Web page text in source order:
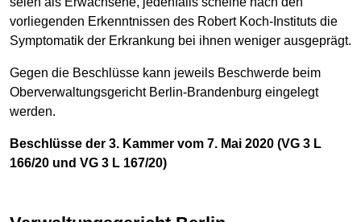
vorliegenden Erkenntnissen des Robert Koch-Instituts die
Symptomatik der Erkrankung bei ihnen weniger ausgeprägt.
Gegen die Beschlüsse kann jeweils Beschwerde beim
Oberverwaltungsgericht Berlin-Brandenburg eingelegt
werden.
Beschlüsse der 3. Kammer vom 7. Mai 2020 (VG 3 L
166/20 und VG 3 L 167/20)